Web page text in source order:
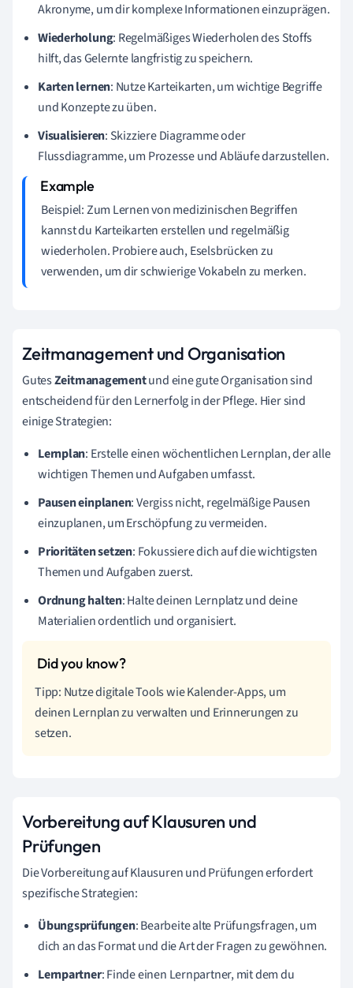
Akronyme, um dir komplexe Informationen einzuprägen.
Wiederholung: Regelmäßiges Wiederholen des Stoffs
hilft, das Gelernte langfristig zu speichern.
Karten lernen: Nutze Karteikarten, um wichtige Begriffe
und Konzepte zu üben.
Visualisieren: Skizziere Diagramme oder
Flussdiagramme, um Prozesse und Abläufe darzustellen.
Beispiel: Zum Lernen von medizinischen Begriffen
kannst du Karteikarten erstellen und regelmäßig
wiederholen. Probiere auch, Eselsbrücken zu
verwenden, um dir schwierige Vokabeln zu merken.
Zeitmanagement und Organisation
GutesZeitmanagementund eine gute Organisation sind
entscheidend für den Lernerfolg in der Pflege. Hier sind
einige Strategien:
Lernplan: Erstelle einen wöchentlichen Lernplan, der alle
wichtigen Themen und Aufgaben umfasst.
Pausen einplanen: Vergiss nicht, regelmäßige Pausen
einzuplanen, um Erschöpfung zu vermeiden.
Prioritäten setzen: Fokussiere dich auf die wichtigsten
Themen und Aufgaben zuerst.
Ordnung halten: Halte deinen Lernplatz und deine
Materialien ordentlich und organisiert.
Tipp: Nutze digitale Tools wie Kalender-Apps, um
deinen Lernplan zu verwalten und Erinnerungen zu
setzen.
Vorbereitung auf Klausuren und
Prüfungen
Die Vorbereitung auf Klausuren und Prüfungen erfordert
spezifische Strategien:
Übungsprüfungen: Bearbeite alte Prüfungsfragen, um
dich an das Format und die Art der Fragen zu gewöhnen.
Lernpartner: Finde einen Lernpartner, mit dem du